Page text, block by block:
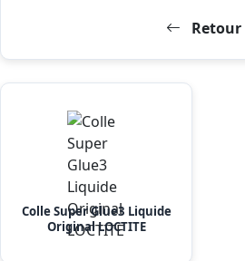
Retour
Colle Super Glue3 Liquide
Original LOCTITE